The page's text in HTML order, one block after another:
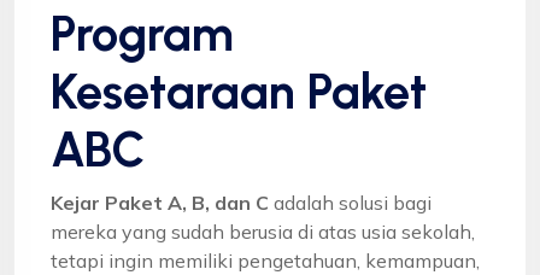
Program
Kesetaraan Paket
ABC
Kejar Paket A, B, dan C adalah solusi bagi
mereka yang sudah berusia di atas usia sekolah,
tetapi ingin memiliki pengetahuan, kemampuan,